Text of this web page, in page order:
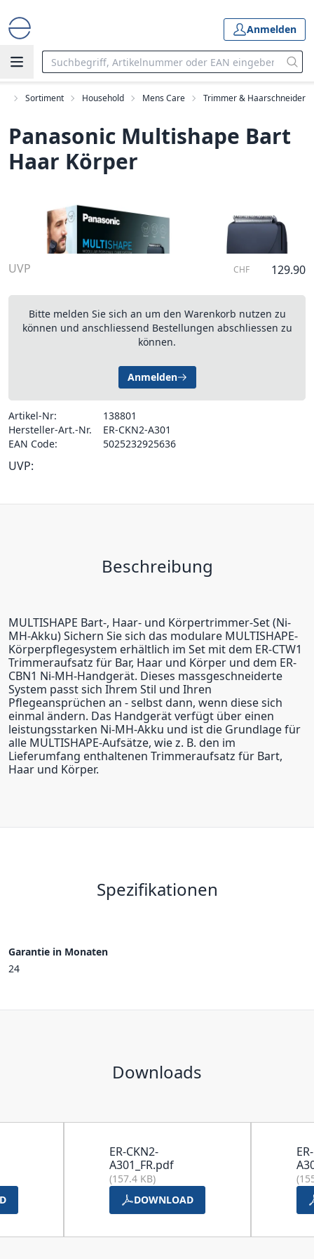
Anmelden
Sortiment Household Mens Care Trimmer & Haarschneider
Panasonic Multishape Bart
Haar Körper
UVP CHF 129.90
Bitte melden Sie sich an um den Warenkorb nutzen zu
können und anschliessend Bestellungen abschliessen zu
können.
Anmelden
Artikel-Nr:
138801
Hersteller-Art.-Nr.
ER-CKN2-A301
EAN Code:
5025232925636
UVP:
Beschreibung
MULTISHAPE Bart-, Haar- und Körpertrimmer-Set (Ni-
MH-Akku) Sichern Sie sich das modulare MULTISHAPE-
Körperpflegesystem erhältlich im Set mit dem ER-CTW1
Trimmeraufsatz für Bar, Haar und Körper und dem ER-
CBN1 Ni-MH-Handgerät. Dieses massgeschneiderte
System passt sich Ihrem Stil und Ihren
Pflegeansprüchen an - selbst dann, wenn diese sich
einmal ändern. Das Handgerät verfügt über einen
leistungsstarken Ni-MH-Akku und ist die Grundlage für
alle MULTISHAPE-Aufsätze, wie z. B. den im
Lieferumfang enthaltenen Trimmeraufsatz für Bart,
Haar und Körper.
Spezifikationen
Garantie in Monaten
24
Downloads
ER-CKN2-
A301_FR.pdf
(157.4 KB)
DOWNLOAD